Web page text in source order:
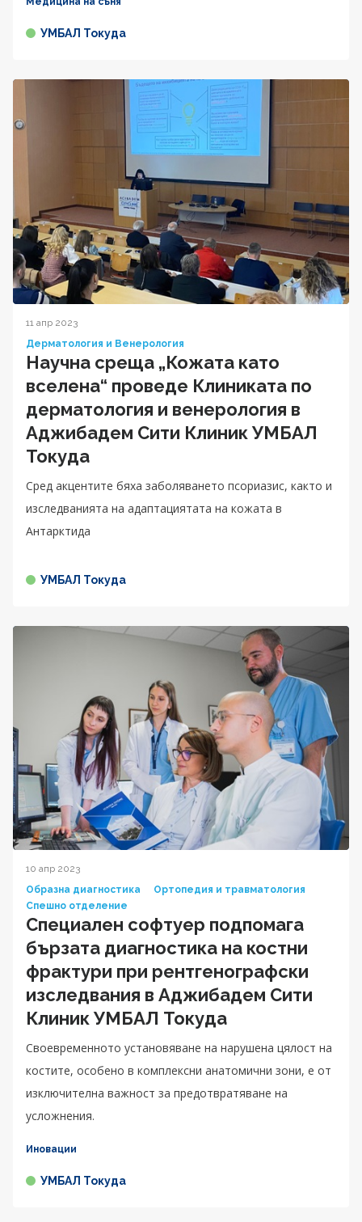
УМБАЛ Токуда
11 апр 2023
Дерматология и Венерология
Научна среща „Кожата като
вселена“ проведе Клиниката по
дерматология и венерология в
Аджибадем Сити Клиник УМБАЛ
Токуда
Сред акцентите бяха заболяването псориазис, както и
изследванията на адаптациятата на кожата в
Антарктида
УМБАЛ Токуда
10 апр 2023
Образна диагностика
Ортопедия и травматология
Спешно отделение
Специален софтуер подпомага
бързата диагностика на костни
фрактури при рентгенографски
изследвания в Аджибадем Сити
Клиник УМБАЛ Токуда
Своевременното установяване на нарушена цялост на
костите, особено в комплексни анатомични зони, е от
изключителна важност за предотвратяване на
усложнения.
Иновации
УМБАЛ Токуда